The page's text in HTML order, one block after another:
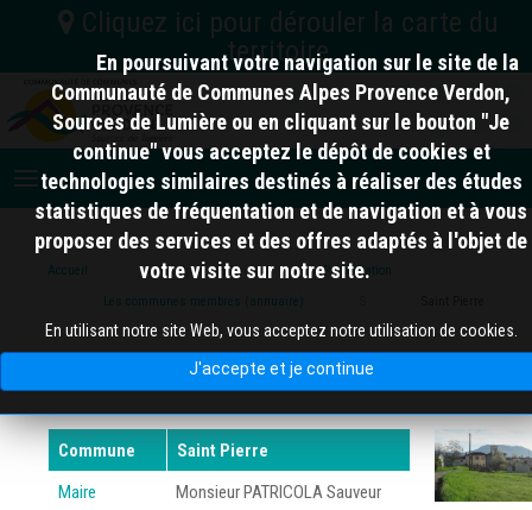
C.C. Vallée de l'Ubaye Serre-Ponçon
C.C. Alpes d'Azur
Nord
Accueil Alpes Provence Verdon
Présentation
Les communes membres (annuaire)
Saint Pierre
Commune
Saint Pierre
Maire
Monsieur PATRICOLA Sauveur
En poursuivant votre navigation sur le site de la
Communauté de Communes Alpes Provence Verdon,
Sources de Lumière ou en cliquant sur le bouton "Je
continue" vous acceptez le dépôt de cookies et
technologies similaires destinés à réaliser des études
statistiques de fréquentation et de navigation et à vous
proposer des services et des offres adaptés à l'objet de
votre visite sur notre site.
En utilisant notre site Web, vous acceptez notre utilisation de cookies.
J'accepte et je continue